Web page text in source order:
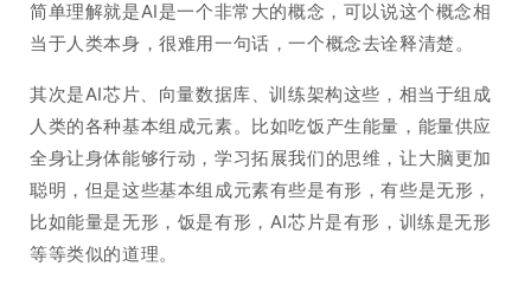
简单理解就是AI是一个非常大的概念，可以说这个概念相
当于人类本身，很难用一句话，一个概念去诠释清楚。
其次是AI芯片、向量数据库、训练架构这些，相当于组成
人类的各种基本组成元素。比如吃饭产生能量，能量供应
全身让身体能够行动，学习拓展我们的思维，让大脑更加
聪明，但是这些基本组成元素有些是有形，有些是无形，
比如能量是无形，饭是有形，AI芯片是有形，训练是无形
等等类似的道理。